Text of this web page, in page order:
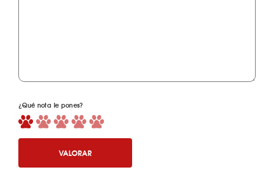
¿Qué nota le pones?
VALORAR